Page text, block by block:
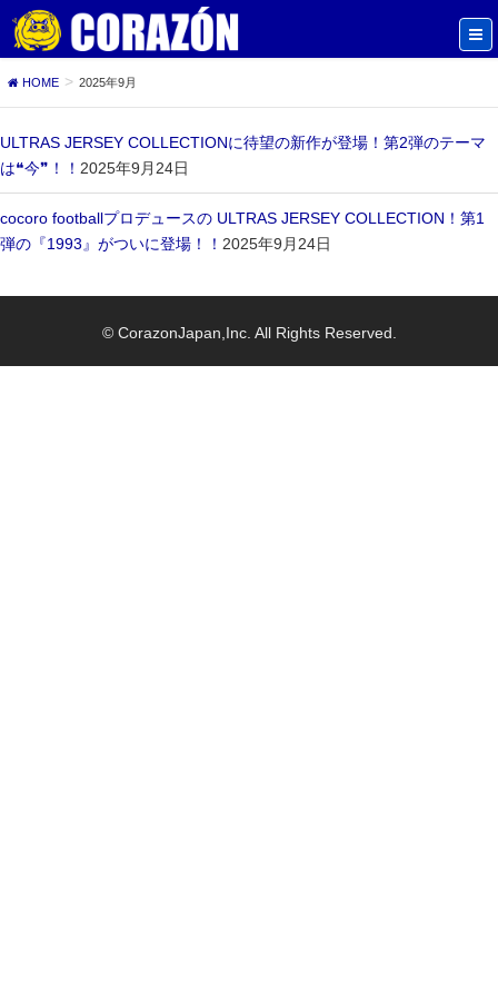
HOME 2025年9月
ULTRAS JERSEY COLLECTIONに待望の新作が登場！第2弾のテーマ
は❝今❞！！ 2025年9月24日
cocoro footballプロデュースの ULTRAS JERSEY COLLECTION！第1
弾の『1993』がついに登場！！ 2025年9月24日
© CorazonJapan,Inc. All Rights Reserved.